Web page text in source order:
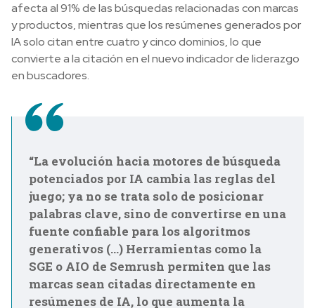
afecta al 91% de las búsquedas relacionadas con marcas
y productos, mientras que los resúmenes generados por
IA solo citan entre cuatro y cinco dominios, lo que
convierte a la citación en el nuevo indicador de liderazgo
en buscadores.
“La evolución hacia motores de búsqueda
potenciados por IA cambia las reglas del
juego; ya no se trata solo de posicionar
palabras clave, sino de convertirse en una
fuente confiable para los algoritmos
generativos (...) Herramientas como la
SGE o AIO de Semrush permiten que las
marcas sean citadas directamente en
resúmenes de IA, lo que aumenta la